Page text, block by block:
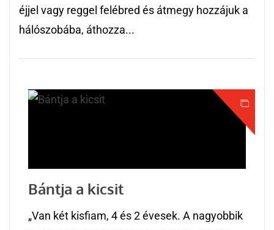
éjjel vagy reggel felébred és átmegy hozzájuk a
hálószobába, áthozza...
Bántja a kicsit
„Van két kisfiam, 4 és 2 évesek. A nagyobbik